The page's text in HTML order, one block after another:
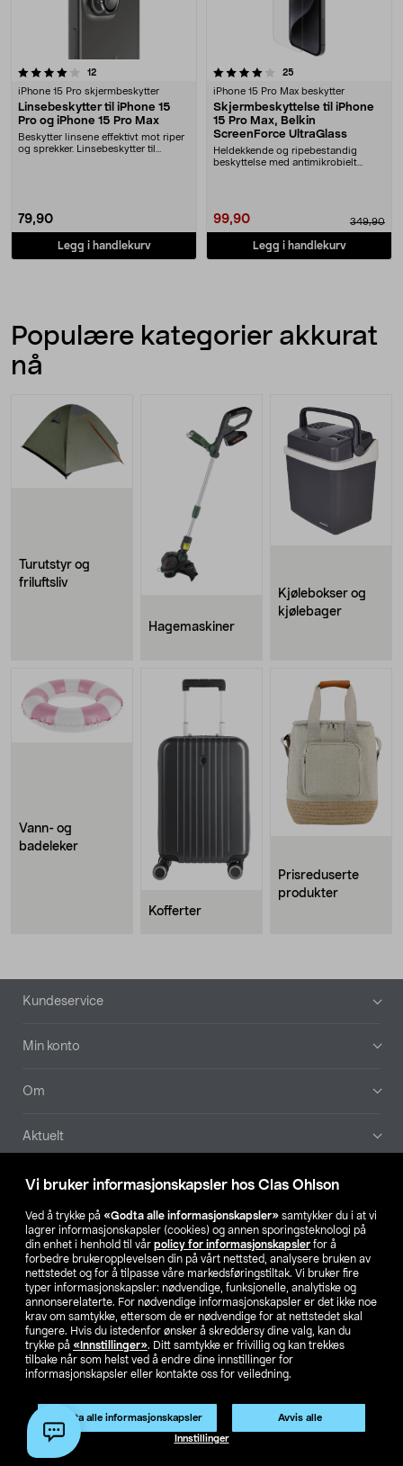
Vi bruker informasjonskapsler hos Clas Ohlson
Ved å trykke på «Godta alle informasjonskapsler» samtykker du i at vi
lagrer informasjonskapsler (cookies) og annen sporingsteknologi på
din enhet i henhold til vår policy for informasjonskapsler for å
forbedre brukeropplevelsen din på vårt nettsted, analysere bruken av
nettstedet og for å tilpasse våre markedsføringstiltak. Vi bruker fire
typer informasjonskapsler: nødvendige, funksjonelle, analytiske og
annonserelaterte. For nødvendige informasjonskapsler er det ikke noe
krav om samtykke, ettersom de er nødvendige for at nettstedet skal
fungere. Hvis du istedenfor ønsker å skreddersy dine valg, kan du
trykke på «Innstillinger». Ditt samtykke er frivillig og kan trekkes
tilbake når som helst ved å endre dine innstillinger for
informasjonskapsler eller kontakte oss for veiledning.
Godta alle informasjonskapsler Avvis alle
Innstillinger
12anmeldelser
iPhone 15 Pro skjermbeskytter
Linsebeskytter til iPhone 15
Pro og iPhone 15 Pro Max
Beskytter linsene effektivt mot riper
og sprekker. Linsebeskytter til
79,90
Legg i handlekurv
4.0 av 5 stjerner 25
iPhone 15 Pro Max beskytter
Skjermbeskyttelse til iPhone
15 Pro Max, Belkin
ScreenForce UltraGlass
Heldekkende og ripebestandig
beskyttelse med antimikrobielt
99,90 349,90
Legg i handlekurv
Populære kategorier akkurat
nå
Turutstyr og
friluftsliv
Hagemaskiner
Kjølebokser og
kjølebager
Vann- og
badeleker
Kofferter
Prisreduserte
produkter
Bunntekst
Kundeservice
Min konto
Om
Aktuelt
Våre selskaper
Finn din butikk
SE NO FI
Endre til priser ekskl. moms